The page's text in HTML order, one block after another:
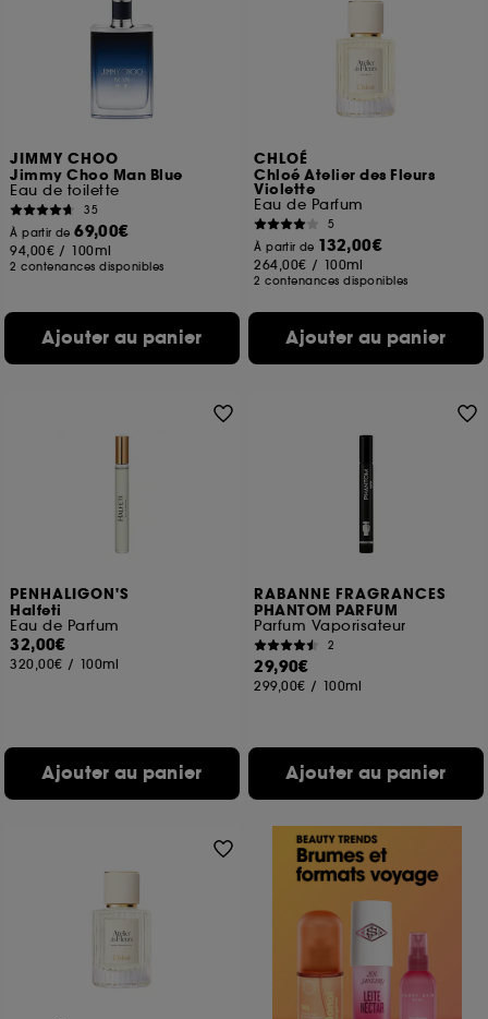
JIMMY CHOO
Jimmy Choo Man Blue
Eau de toilette
35
À partir de69,00€
94,00€ / 100ml
2 contenances disponibles
Ajouter au panier
CHLOÉ
Chloé Atelier des Fleurs
Violette
Eau de Parfum
5
À partir de 132,00€
264,00€ / 100ml
2 contenances disponibles
Ajouter au panier
PENHALIGON'S
Halfeti
Eau de Parfum
32,00€
320,00€ / 100ml
Ajouter au panier
RABANNE FRAGRANCES
PHANTOM PARFUM
Parfum Vaporisateur
2
29,90€
299,00€ / 100ml
Ajouter au panier